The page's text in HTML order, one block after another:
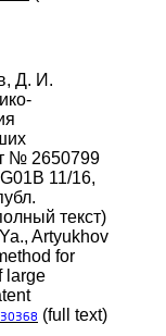
Д. И.
№ 2650799
11/16,
текст)
Artyukhov
for
large
(full text)